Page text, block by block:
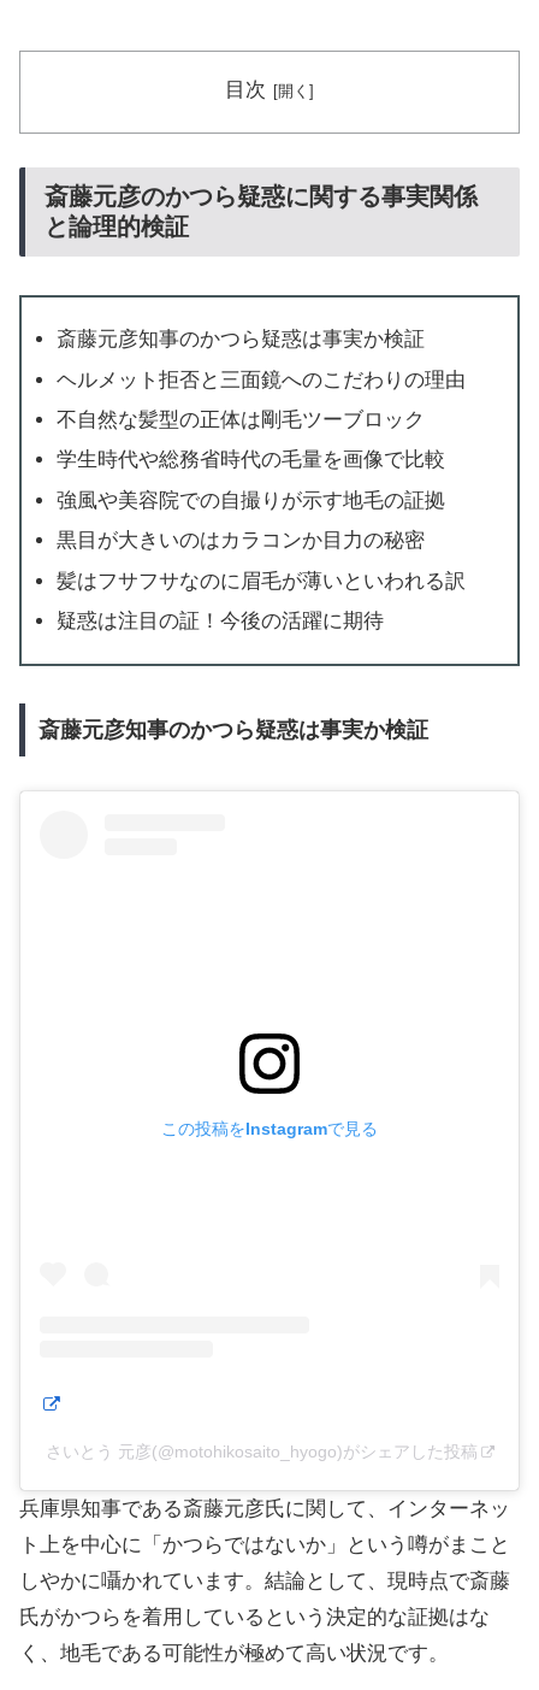
目次
斎藤元彦のかつら疑惑に関する事実関係
と論理的検証
斎藤元彦知事のかつら疑惑は事実か検証
ヘルメット拒否と三面鏡へのこだわりの理由
不自然な髪型の正体は剛毛ツーブロック
学生時代や総務省時代の毛量を画像で比較
強風や美容院での自撮りが示す地毛の証拠
黒目が大きいのはカラコンか目力の秘密
髪はフサフサなのに眉毛が薄いといわれる訳
疑惑は注目の証！今後の活躍に期待
斎藤元彦知事のかつら疑惑は事実か検証
この投稿をInstagramで見る
さいとう 元彦(@motohikosaito_hyogo)がシェアした投稿
兵庫県知事である斎藤元彦氏に関して、インターネッ
ト上を中心に「かつらではないか」という噂がまこと
しやかに囁かれています。結論として、現時点で斎藤
氏がかつらを着用しているという決定的な証拠はな
く、地毛である可能性が極めて高い状況です。